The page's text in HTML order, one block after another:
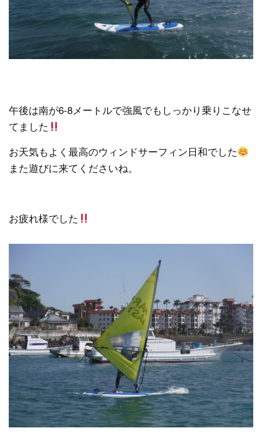
午後は南が6-8メートルで強風でもしっかり乗りこなせ
てました
お天気もよく最高のウィンドサーフィン日和でした
また遊びに来てくださいね。
お疲れ様でした